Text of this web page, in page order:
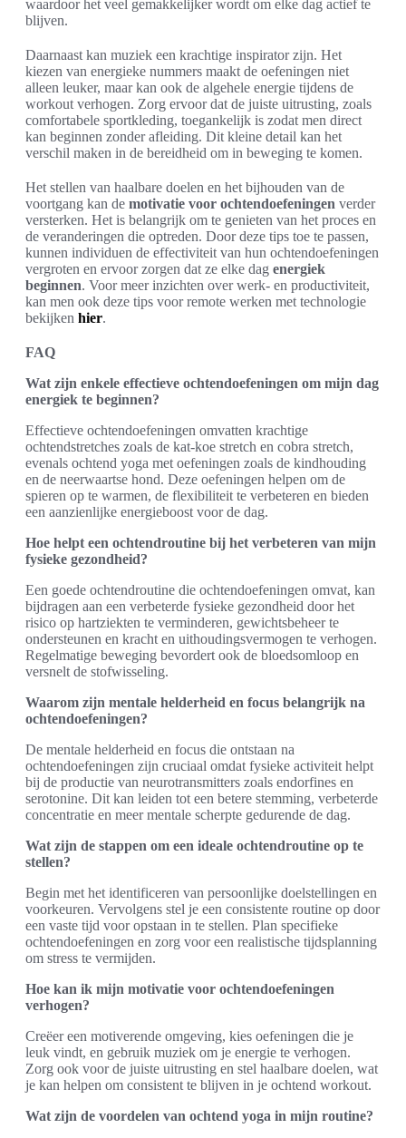
waardoor het veel gemakkelijker wordt om elke dag actief te
blijven.
Daarnaast kan muziek een krachtige inspirator zijn. Het
kiezen van energieke nummers maakt de oefeningen niet
alleen leuker, maar kan ook de algehele energie tijdens de
workout verhogen. Zorg ervoor dat de juiste uitrusting, zoals
comfortabele sportkleding, toegankelijk is zodat men direct
kan beginnen zonder afleiding. Dit kleine detail kan het
verschil maken in de bereidheid om in beweging te komen.
Het stellen van haalbare doelen en het bijhouden van de
voortgang kan de motivatie voor ochtendoefeningen verder
versterken. Het is belangrijk om te genieten van het proces en
de veranderingen die optreden. Door deze tips toe te passen,
kunnen individuen de effectiviteit van hun ochtendoefeningen
vergroten en ervoor zorgen dat ze elke dag energiek
beginnen. Voor meer inzichten over werk- en productiviteit,
kan men ook deze tips voor remote werken met technologie
bekijken hier.
FAQ
Wat zijn enkele effectieve ochtendoefeningen om mijn dag
energiek te beginnen?
Effectieve ochtendoefeningen omvatten krachtige
ochtendstretches zoals de kat-koe stretch en cobra stretch,
evenals ochtend yoga met oefeningen zoals de kindhouding
en de neerwaartse hond. Deze oefeningen helpen om de
spieren op te warmen, de flexibiliteit te verbeteren en bieden
een aanzienlijke energieboost voor de dag.
Hoe helpt een ochtendroutine bij het verbeteren van mijn
fysieke gezondheid?
Een goede ochtendroutine die ochtendoefeningen omvat, kan
bijdragen aan een verbeterde fysieke gezondheid door het
risico op hartziekten te verminderen, gewichtsbeheer te
ondersteunen en kracht en uithoudingsvermogen te verhogen.
Regelmatige beweging bevordert ook de bloedsomloop en
versnelt de stofwisseling.
Waarom zijn mentale helderheid en focus belangrijk na
ochtendoefeningen?
De mentale helderheid en focus die ontstaan na
ochtendoefeningen zijn cruciaal omdat fysieke activiteit helpt
bij de productie van neurotransmitters zoals endorfines en
serotonine. Dit kan leiden tot een betere stemming, verbeterde
concentratie en meer mentale scherpte gedurende de dag.
Wat zijn de stappen om een ideale ochtendroutine op te
stellen?
Begin met het identificeren van persoonlijke doelstellingen en
voorkeuren. Vervolgens stel je een consistente routine op door
een vaste tijd voor opstaan in te stellen. Plan specifieke
ochtendoefeningen en zorg voor een realistische tijdsplanning
om stress te vermijden.
Hoe kan ik mijn motivatie voor ochtendoefeningen
verhogen?
Creëer een motiverende omgeving, kies oefeningen die je
leuk vindt, en gebruik muziek om je energie te verhogen.
Zorg ook voor de juiste uitrusting en stel haalbare doelen, wat
je kan helpen om consistent te blijven in je ochtend workout.
Wat zijn de voordelen van ochtend yoga in mijn routine?